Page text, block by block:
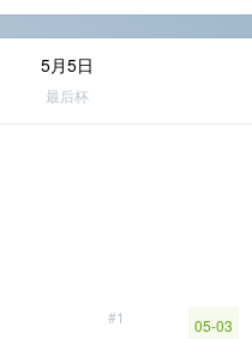
5月5日
最后杯
#1
05-03